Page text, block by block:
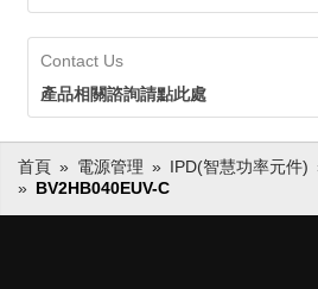
Contact Us
產品相關諮詢請點此處
首頁 電源管理 IPD(智慧功率元件)
BV2HB040EUV-C